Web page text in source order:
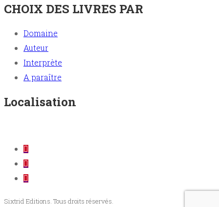
CHOIX DES LIVRES PAR
Domaine
Auteur
Interprète
A paraître
Localisation
Sixtrid Editions. Tous droits réservés.